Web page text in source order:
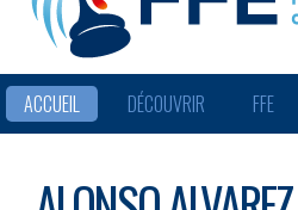
ACCUEIL DÉCOUVRIR FFE